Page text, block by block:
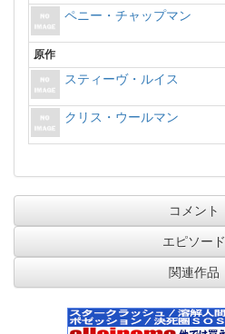
ペニー・チャップマン
原作
スティーヴ・ルイス
クリス・ウールマン
コメント
エピソード
関連作品